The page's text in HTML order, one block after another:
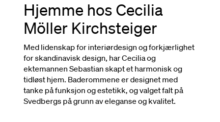
Hjemme hos Cecilia
Möller Kirchsteiger
Med lidenskap for interiørdesign og forkjærlighet
for skandinavisk design, har Cecilia og
ektemannen Sebastian skapt et harmonisk og
tidløst hjem. Baderommene er designet med
tanke på funksjon og estetikk, og valget falt på
Svedbergs på grunn av eleganse og kvalitet.